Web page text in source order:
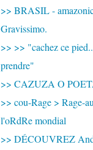
>> BRASIL -
Gravissimo.
>> >> "cachez ce
prendre"
>> CAZUZA O
>> cou-Rage > Rage-
l'oRdRe mondial
>> DÉCOUVREZ